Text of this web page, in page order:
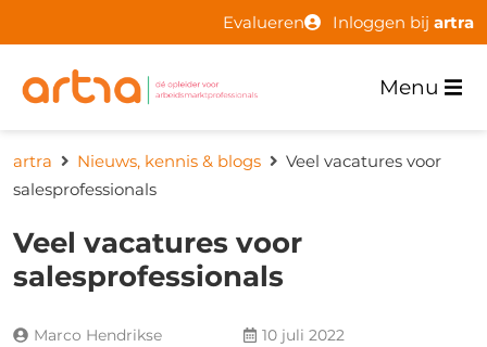
Evalueren Inloggen bij artra
Menu
artra Nieuws, kennis & blogs
Veel vacatures voor
salesprofessionals
Veel vacatures voor
salesprofessionals
Marco Hendrikse
10 juli 2022